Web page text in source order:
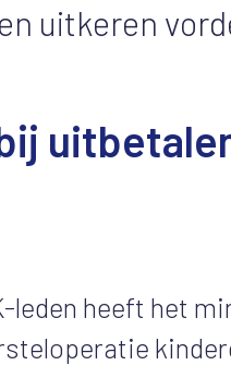
uitkeren
leden heeft het